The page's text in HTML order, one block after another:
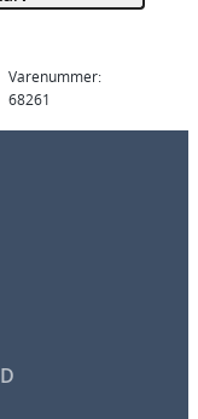
Varenummer:
68261